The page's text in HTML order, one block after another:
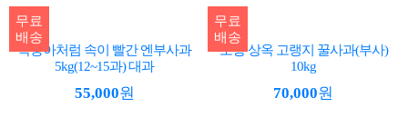
무료
배송
복숭아처럼 속이 빨간 엔부사과
5kg(12~15과) 대과
55,000원
무료
배송
포항 상옥 고랭지 꿀사과(부사)
10kg
70,000원